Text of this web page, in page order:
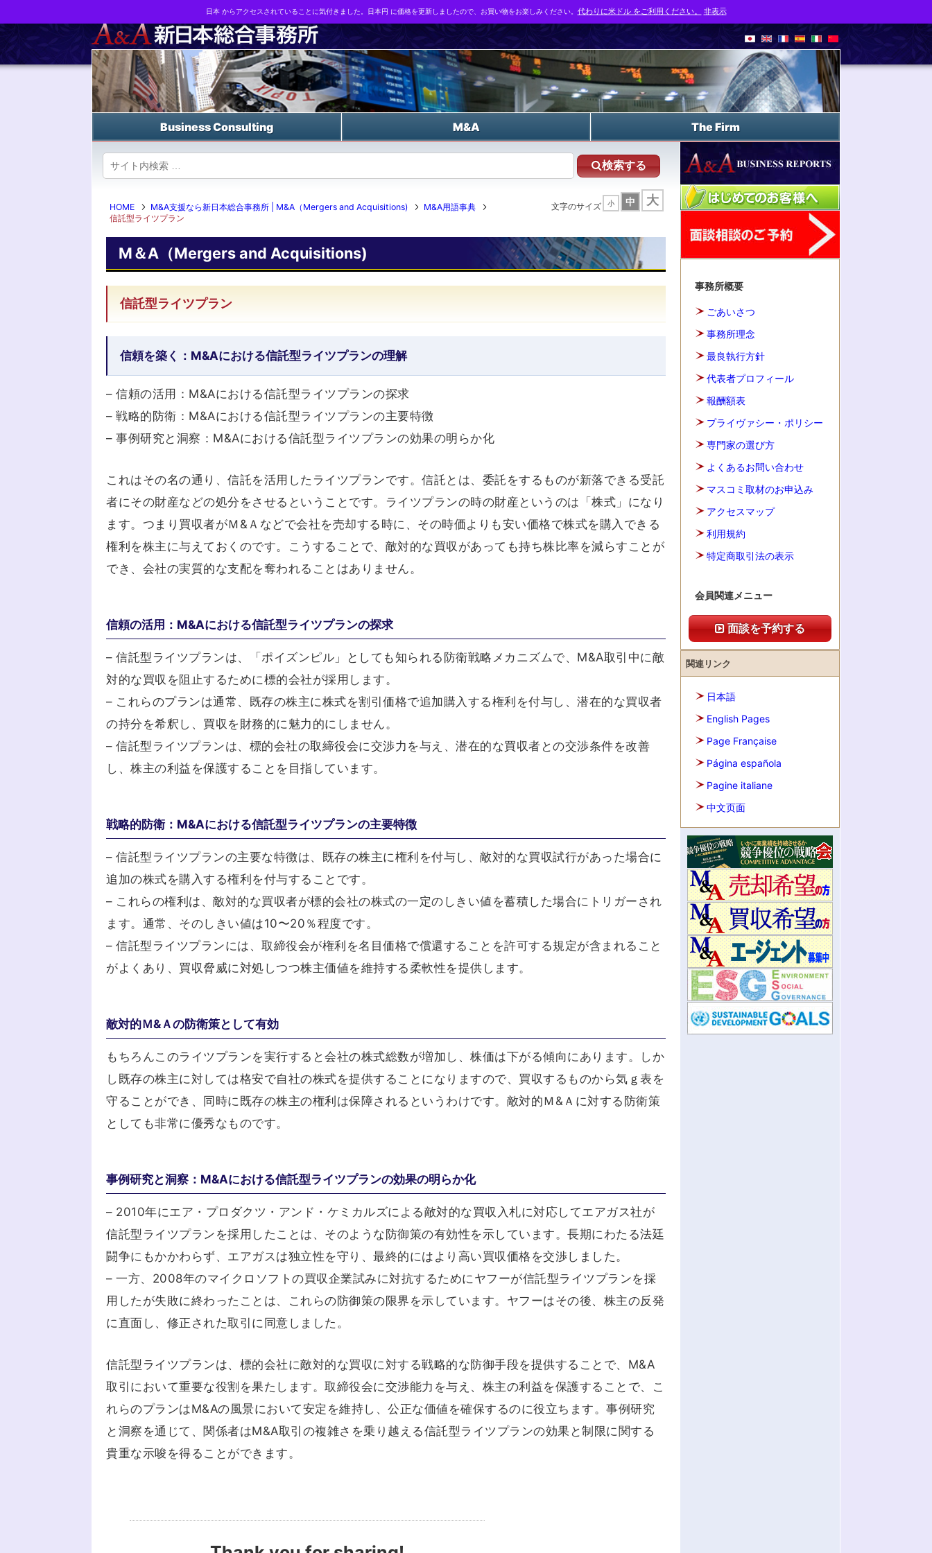
Business strategy reports, business matching and M&A in Japan
Business Consulting M&A The Firm
検索する
HOME M&A支援なら新日本総合事務所 | M&A（Mergers and Acquisitions)
M&A用語事典
信託型ライツプラン
文字のサイズ 小 中 大
M＆A（Mergers and Acquisitions)
信託型ライツプラン
信頼を築く：M&Aにおける信託型ライツプランの理解
– 信頼の活用：M&Aにおける信託型ライツプランの探求
– 戦略的防衛：M&Aにおける信託型ライツプランの主要特徴
– 事例研究と洞察：M&Aにおける信託型ライツプランの効果の明らか化
これはその名の通り、信託を活用したライツプランです。信託とは、委託をするものが新落できる受託
者にその財産などの処分をさせるということです。ライツプランの時の財産というのは「株式」になり
ます。つまり買収者がＭ&Ａなどで会社を売却する時に、その時価よりも安い価格で株式を購入できる
権利を株主に与えておくのです。こうすることで、敵対的な買収があっても持ち株比率を減らすことが
でき、会社の実質的な支配を奪われることはありません。
信頼の活用：M&Aにおける信託型ライツプランの探求
– 信託型ライツプランは、「ポイズンピル」としても知られる防衛戦略メカニズムで、M&A取引中に敵
対的な買収を阻止するために標的会社が採用します。
– これらのプランは通常、既存の株主に株式を割引価格で追加購入する権利を付与し、潜在的な買収者
の持分を希釈し、買収を財務的に魅力的にしません。
– 信託型ライツプランは、標的会社の取締役会に交渉力を与え、潜在的な買収者との交渉条件を改善
し、株主の利益を保護することを目指しています。
戦略的防衛：M&Aにおける信託型ライツプランの主要特徴
– 信託型ライツプランの主要な特徴は、既存の株主に権利を付与し、敵対的な買収試行があった場合に
追加の株式を購入する権利を付与することです。
– これらの権利は、敵対的な買収者が標的会社の株式の一定のしきい値を蓄積した場合にトリガーされ
ます。通常、そのしきい値は10〜20％程度です。
– 信託型ライツプランには、取締役会が権利を名目価格で償還することを許可する規定が含まれること
がよくあり、買収脅威に対処しつつ株主価値を維持する柔軟性を提供します。
敵対的Ｍ&Ａの防衛策として有効
もちろんこのライツプランを実行すると会社の株式総数が増加し、株価は下がる傾向にあります。しか
し既存の株主に対しては格安で自社の株式を提供することになりますので、買収するものから気ｇ表を
守ることができ、同時に既存の株主の権利は保障されるというわけです。敵対的Ｍ&Ａに対する防衛策
としても非常に優秀なものです。
事例研究と洞察：M&Aにおける信託型ライツプランの効果の明らか化
– 2010年にエア・プロダクツ・アンド・ケミカルズによる敵対的な買収入札に対応してエアガス社が
信託型ライツプランを採用したことは、そのような防御策の有効性を示しています。長期にわたる法廷
闘争にもかかわらず、エアガスは独立性を守り、最終的にはより高い買収価格を交渉しました。
– 一方、2008年のマイクロソフトの買収企業試みに対抗するためにヤフーが信託型ライツプランを採
用したが失敗に終わったことは、これらの防御策の限界を示しています。ヤフーはその後、株主の反発
に直面し、修正された取引に同意しました。
信託型ライツプランは、標的会社に敵対的な買収に対する戦略的な防御手段を提供することで、M&A
取引において重要な役割を果たします。取締役会に交渉能力を与え、株主の利益を保護することで、こ
れらのプランはM&Aの風景において安定を維持し、公正な価値を確保するのに役立ちます。事例研究
と洞察を通じて、関係者はM&A取引の複雑さを乗り越える信託型ライツプランの効果と制限に関する
貴重な示唆を得ることができます。
事務所概要
ごあいさつ
事務所理念
最良執行方針
代表者プロフィール
報酬額表
プライヴァシー・ポリシー
専門家の選び方
よくあるお問い合わせ
マスコミ取材のお申込み
アクセスマップ
利用規約
特定商取引法の表示
会員関連メニュー
面談を予約する
関連リンク
日本語
English Pages
Page Française
Página española
Pagine italiane
中文页面
日本 からアクセスされていることに気付きました。日本円 に価格を更新しましたので、お買い物をお楽しみください。 代わりに米ドル をご利用ください。 非表示